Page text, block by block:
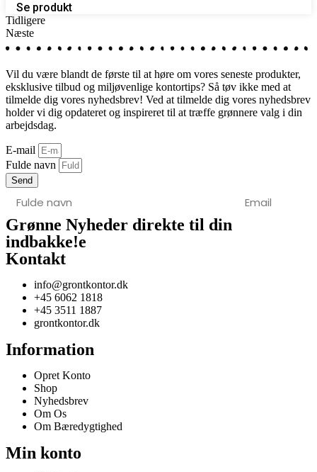
Se produkt
Tidligere
Næste
Vil du være blandt de første til at høre om vores seneste produkter,
eksklusive tilbud og miljøvenlige kontortips? Så tøv ikke med at
tilmelde dig vores nyhedsbrev! Ved at tilmelde dig vores nyhedsbrev
holder vi dig opdateret og inspireret til at træffe grønnere valg i din
arbejdsdag.
E-mail
Fulde navn
Send
Grønne Nyheder direkte til din
indbakke!e
Kontakt
info@grontkontor.dk
+45 6062 1818
+45 3511 1887
grontkontor.dk
Information
Opret Konto
Shop
Nyhedsbrev
Om Os
Om Bæredygtighed
Min konto